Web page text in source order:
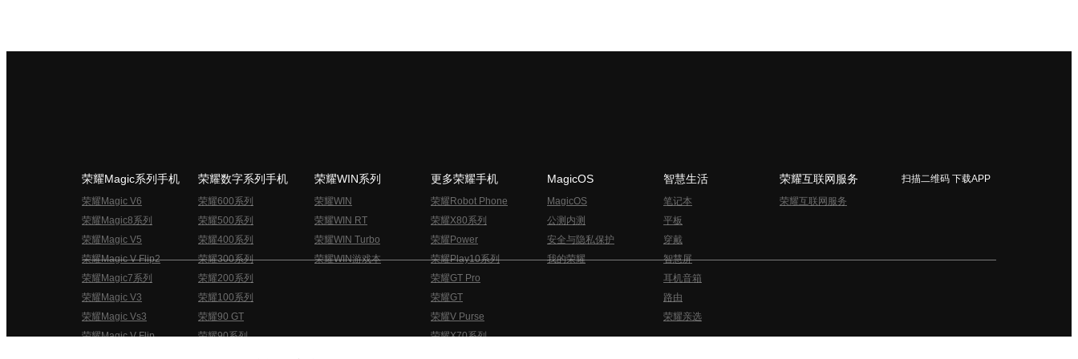
荣耀Magic系列手机
荣耀Magic V6
荣耀Magic8系列
荣耀Magic V5
荣耀Magic V Flip2
荣耀Magic7系列
荣耀Magic V3
荣耀Magic Vs3
荣耀Magic V Flip
荣耀数字系列手机
荣耀600系列
荣耀500系列
荣耀400系列
荣耀300系列
荣耀200系列
荣耀100系列
荣耀90 GT
荣耀90系列
荣耀WIN系列
荣耀WIN
荣耀WIN RT
荣耀WIN Turbo
荣耀WIN游戏本
更多荣耀手机
荣耀Robot Phone
荣耀X80系列
荣耀Power
荣耀Play10系列
荣耀GT Pro
荣耀GT
荣耀V Purse
荣耀X70系列
MagicOS
MagicOS
公测内测
安全与隐私保护
我的荣耀
智慧生活
笔记本
平板
穿戴
智慧屏
耳机音箱
路由
荣耀亲选
荣耀互联网服务
荣耀互联网服务
扫描二维码 下载APP